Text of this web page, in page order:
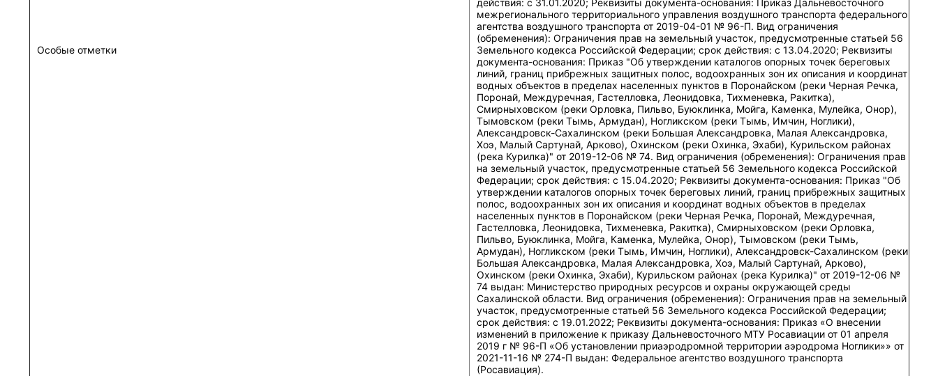
Особые отметки
действия: c 31.01.2020; Реквизиты документа-основания: Приказ Дальневосточного
межрегионального территориального управления воздушного транспорта федерального
агентства воздушного транспорта от 2019-04-01 № 96-П. Вид ограничения
(обременения): Ограничения прав на земельный участок, предусмотренные статьей 56
Земельного кодекса Российской Федерации; срок действия: c 13.04.2020; Реквизиты
документа-основания: Приказ "Об утверждении каталогов опорных точек береговых
линий, границ прибрежных защитных полос, водоохранных зон их описания и координат
водных объектов в пределах населенных пунктов в Поронайском (реки Черная Речка,
Поронай, Междуречная, Гастелловка, Леонидовка, Тихменевка, Ракитка),
Смирныховском (реки Орловка, Пильво, Буюклинка, Мойга, Каменка, Мулейка, Онор),
Тымовском (реки Тымь, Армудан), Ногликском (реки Тымь, Имчин, Ноглики),
Александровск-Сахалинском (реки Большая Александровка, Малая Александровка,
Хоэ, Малый Сартунай, Арково), Охинском (реки Охинка, Эхаби), Курильском районах
(река Курилка)" от 2019-12-06 № 74. Вид ограничения (обременения): Ограничения прав
на земельный участок, предусмотренные статьей 56 Земельного кодекса Российской
Федерации; срок действия: c 15.04.2020; Реквизиты документа-основания: Приказ "Об
утверждении каталогов опорных точек береговых линий, границ прибрежных защитных
полос, водоохранных зон их описания и координат водных объектов в пределах
населенных пунктов в Поронайском (реки Черная Речка, Поронай, Междуречная,
Гастелловка, Леонидовка, Тихменевка, Ракитка), Смирныховском (реки Орловка,
Пильво, Буюклинка, Мойга, Каменка, Мулейка, Онор), Тымовском (реки Тымь,
Армудан), Ногликском (реки Тымь, Имчин, Ноглики), Александровск-Сахалинском (реки
Большая Александровка, Малая Александровка, Хоэ, Малый Сартунай, Арково),
Охинском (реки Охинка, Эхаби), Курильском районах (река Курилка)" от 2019-12-06 №
74 выдан: Министерство природных ресурсов и охраны окружающей среды
Сахалинской области. Вид ограничения (обременения): Ограничения прав на земельный
участок, предусмотренные статьей 56 Земельного кодекса Российской Федерации;
срок действия: c 19.01.2022; Реквизиты документа-основания: Приказ «О внесении
изменений в приложение к приказу Дальневосточного МТУ Росавиации от 01 апреля
2019 г № 96-П «Об установлении приаэродромной территории аэродрома Ноглики»» от
2021-11-16 № 274-П выдан: Федеральное агентство воздушного транспорта
(Росавиация).